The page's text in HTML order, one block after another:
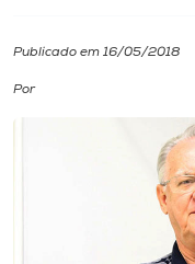
Publicado em 16/05/2018
Por